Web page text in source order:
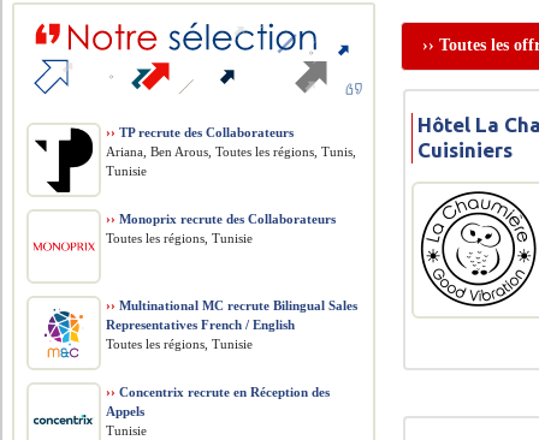
›› Toutes les
Hôtel La
Cuisiniers
›› TP recrute des Collaborateurs
Ariana, Ben Arous, Toutes les régions, Tunis,
Tunisie
›› Monoprix recrute des Collaborateurs
Toutes les régions, Tunisie
›› Multinational MC recrute Bilingual Sales
Representatives French / English
Toutes les régions, Tunisie
›› Concentrix recrute en Réception des
Appels
Tunisie